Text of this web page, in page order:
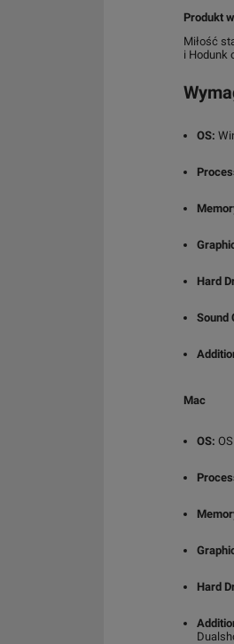
Produkt
Miłość
i Hodunk
OS:
Hard
Sound
Mac
OS:
Hard